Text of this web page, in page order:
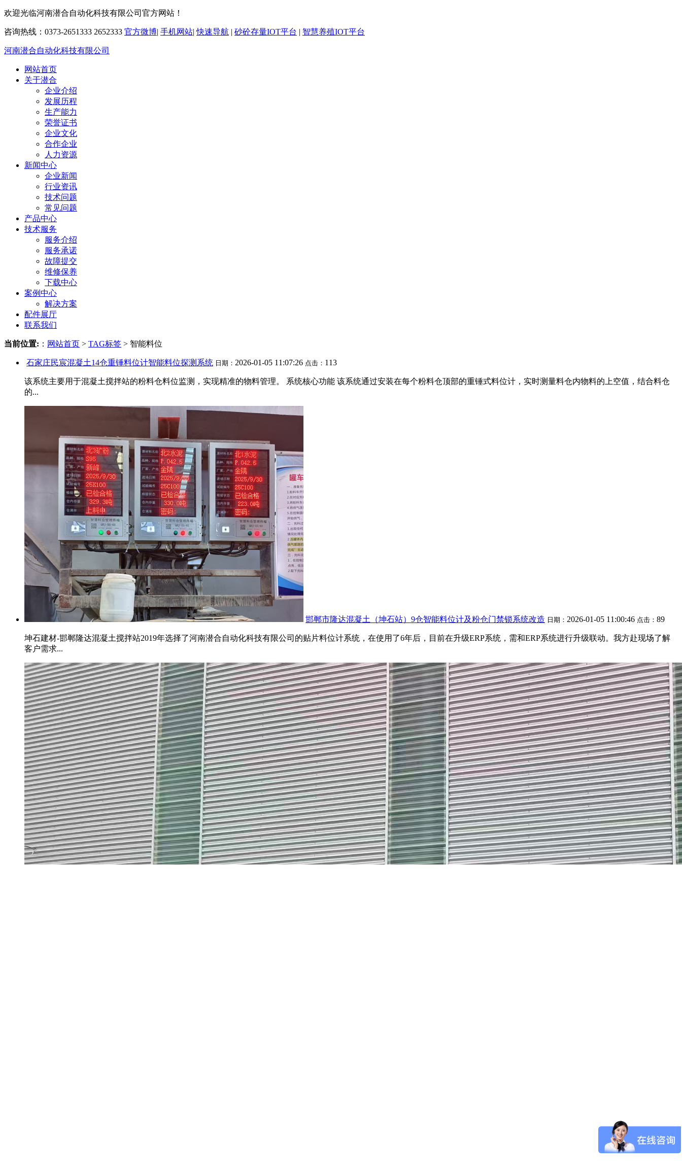
欢迎光临河南潜合自动化科技有限公司官方网站！
咨询热线：0373-2651333 2652333 官方微博| 手机网站|快速导航 | 砂砼存量IOT平台 | 智慧养殖IOT平台
河南潜合自动化科技有限公司
网站首页
关于潜合
企业介绍
发展历程
生产能力
荣誉证书
企业文化
合作企业
人力资源
新闻中心
企业新闻
行业资讯
技术问题
常见问题
产品中心
技术服务
服务介绍
服务承诺
故障提交
维修保养
下载中心
案例中心
解决方案
配件展厅
联系我们
当前位置: ： 网站首页 > TAG标签 > 智能料位
石家庄民宸混凝土14仓重锤料位计智能料位探测系统 日期： 2026-01-05 11:07:26 点击： 113
该系统主要用于混凝土搅拌站的粉料仓料位监测，实现精准的物料管理。 系统核心功能 该系统通过安装在每个粉料仓顶部的重锤式料位计，实时测量料仓内物料的上空值，结合料仓
的...
邯郸市隆达混凝土（坤石站）9仓智能料位计及粉仓门禁锁系统改造 日期： 2026-01-05 11:00:46 点击： 89
坤石建材-邯郸隆达混凝土搅拌站2019年选择了河南潜合自动化科技有限公司的贴片料位计系统，在使用了6年后，目前在升级ERP系统，需和ERP系统进行升级联动。我方赴现场了解
客户需求...